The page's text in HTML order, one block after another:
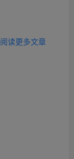
阅读更多文章